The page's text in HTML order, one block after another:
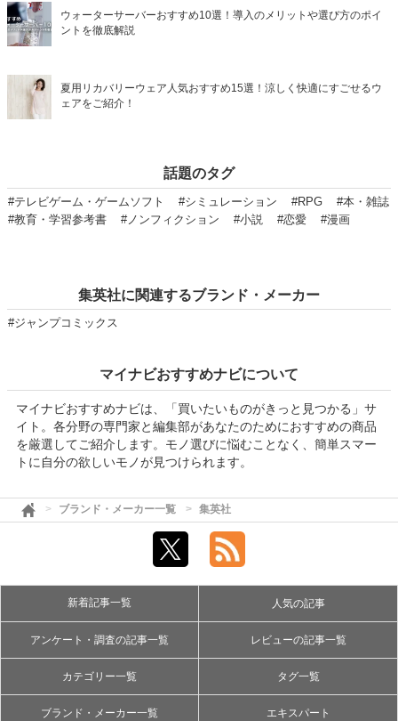
ウォーターサーバーおすすめ10選！導入のメリットや選び方のポイ
ントを徹底解説
夏用リカバリーウェア人気おすすめ15選！涼しく快適にすごせるウ
ェアをご紹介！
話題のタグ
#テレビゲーム・ゲームソフト #シミュレーション #RPG
#本・雑誌
#教育・学習参考書
#ノンフィクション #小説 #恋愛 #漫画
集英社に関連するブランド・メーカー
#ジャンプコミックス
マイナビおすすめナビについて
マイナビおすすめナビは、「買いたいものがきっと見つかる」サ
イト。各分野の専門家と編集部があなたのためにおすすめの商品
を厳選してご紹介します。モノ選びに悩むことなく、簡単スマー
トに自分の欲しいモノが見つけられます。
ブランド・メーカー一覧 集英社
新着記事一覧 人気の記事
アンケート・調査の記事一覧 レビューの記事一覧
カテゴリー一覧 タグ一覧
ブランド・メーカー一覧 エキスパート